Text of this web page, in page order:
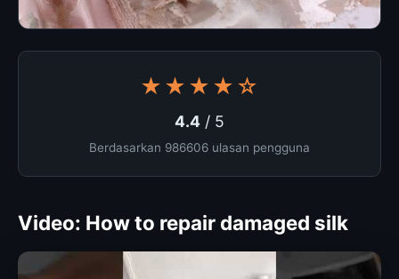
★★★★☆
4.4 / 5
Berdasarkan 986606 ulasan pengguna
Video: How to repair damaged silk